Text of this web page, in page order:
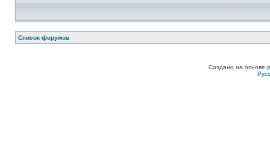
Список форумов
Создано на основе